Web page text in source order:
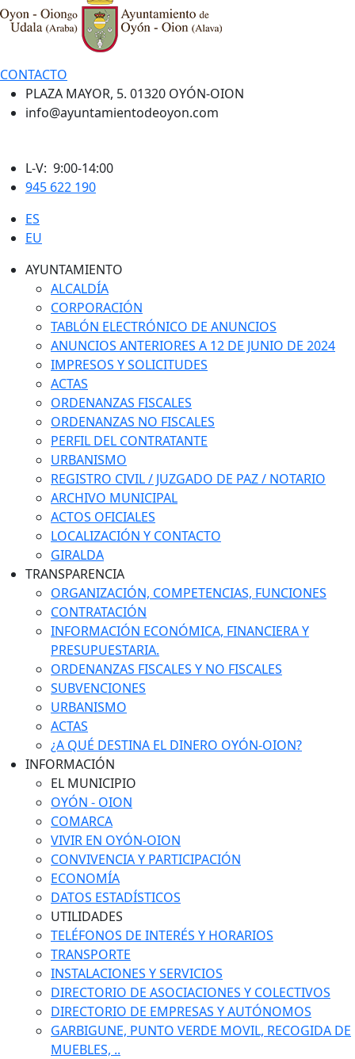
CONTACTO
PLAZA MAYOR, 5. 01320 OYÓN-OION
info@ayuntamientodeoyon.com
L-V: 9:00-14:00
945 622 190
ES
EU
AYUNTAMIENTO
ALCALDÍA
CORPORACIÓN
TABLÓN ELECTRÓNICO DE ANUNCIOS
ANUNCIOS ANTERIORES A 12 DE JUNIO DE 2024
IMPRESOS Y SOLICITUDES
ACTAS
ORDENANZAS FISCALES
ORDENANZAS NO FISCALES
PERFIL DEL CONTRATANTE
URBANISMO
REGISTRO CIVIL / JUZGADO DE PAZ / NOTARIO
ARCHIVO MUNICIPAL
ACTOS OFICIALES
LOCALIZACIÓN Y CONTACTO
GIRALDA
TRANSPARENCIA
ORGANIZACIÓN, COMPETENCIAS, FUNCIONES
CONTRATACIÓN
INFORMACIÓN ECONÓMICA, FINANCIERA Y
PRESUPUESTARIA.
ORDENANZAS FISCALES Y NO FISCALES
SUBVENCIONES
URBANISMO
ACTAS
¿A QUÉ DESTINA EL DINERO OYÓN-OION?
INFORMACIÓN
EL MUNICIPIO
OYÓN - OION
COMARCA
VIVIR EN OYÓN-OION
CONVIVENCIA Y PARTICIPACIÓN
ECONOMÍA
DATOS ESTADÍSTICOS
UTILIDADES
TELÉFONOS DE INTERÉS Y HORARIOS
TRANSPORTE
INSTALACIONES Y SERVICIOS
DIRECTORIO DE ASOCIACIONES Y COLECTIVOS
DIRECTORIO DE EMPRESAS Y AUTÓNOMOS
GARBIGUNE, PUNTO VERDE MOVIL, RECOGIDA DE
MUEBLES, ..